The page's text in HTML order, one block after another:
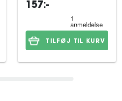
157:-
TILFØJ TIL KURV